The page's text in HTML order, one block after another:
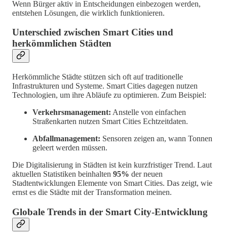
Wenn Bürger aktiv in Entscheidungen einbezogen werden,
entstehen Lösungen, die wirklich funktionieren.
Unterschied zwischen Smart Cities und
herkömmlichen Städten
Herkömmliche Städte stützen sich oft auf traditionelle
Infrastrukturen und Systeme. Smart Cities dagegen nutzen
Technologien, um ihre Abläufe zu optimieren. Zum Beispiel:
Verkehrsmanagement: Anstelle von einfachen
Straßenkarten nutzen Smart Cities Echtzeitdaten.
Abfallmanagement: Sensoren zeigen an, wann Tonnen
geleert werden müssen.
Die Digitalisierung in Städten ist kein kurzfristiger Trend. Laut
aktuellen Statistiken beinhalten 95% der neuen
Stadtentwicklungen Elemente von Smart Cities. Das zeigt, wie
ernst es die Städte mit der Transformation meinen.
Globale Trends in der Smart City-Entwicklung